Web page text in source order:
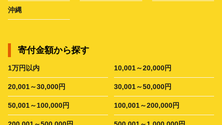
沖縄
寄付金額から探す
1万円以内 10,001～20,000円
20,001～30,000円 30,001～50,000円
50,001～100,000円 100,001～200,000円